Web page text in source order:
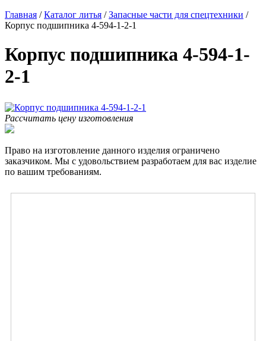
Главная /Каталог литья /Запасные части для спецтехники /
Корпус подшипника 4-594-1-2-1
Корпус подшипника 4-594-1-
2-1
Рассчитать цену изготовления
Право на изготовление данного изделия ограничено
заказчиком. Мы с удовольствием разработаем для вас изделие
по вашим требованиям.